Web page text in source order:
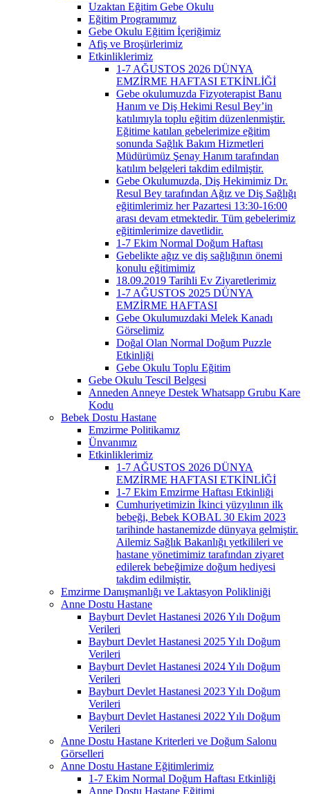
Uzaktan Eğitim Gebe Okulu
Eğitim Programımız
Gebe Okulu Eğitim İçeriğimiz
Afiş ve Broşürlerimiz
Etkinliklerimiz
1-7 AĞUSTOS 2026 DÜNYA
EMZİRME HAFTASI ETKİNLİĞİ
Gebe okulumuzda Fizyoterapist Banu
Hanım ve Diş Hekimi Resul Bey’in
katılımıyla toplu eğitim düzenlenmiştir.
Eğitime katılan gebelerimize eğitim
sonunda Sağlık Bakım Hizmetleri
Müdürümüz Şenay Hanım tarafından
katılım belgeleri takdim edilmiştir.
Gebe Okulumuzda, Diş Hekimimiz Dr.
Resul Bey tarafından Ağız ve Diş Sağlığı
eğitimlerimiz her Pazartesi 13:30-16:00
arası devam etmektedir. Tüm gebelerimiz
eğitimlerimize davetlidir.
1-7 Ekim Normal Doğum Haftası
Gebelikte ağız ve diş sağlığının önemi
konulu eğitimimiz
18.09.2019 Tarihli Ev Ziyaretlerimiz
1-7 AĞUSTOS 2025 DÜNYA
EMZİRME HAFTASI
Gebe Okulumuzdaki Melek Kanadı
Görselimiz
Doğal Olan Normal Doğum Puzzle
Etkinliği
Gebe Okulu Toplu Eğitim
Gebe Okulu Tescil Belgesi
Anneden Anneye Destek Whatsapp Grubu Kare
Kodu
Bebek Dostu Hastane
Emzirme Politikamız
Ünvanımız
Etkinliklerimiz
1-7 AĞUSTOS 2026 DÜNYA
EMZİRME HAFTASI ETKİNLİĞİ
1-7 Ekim Emzirme Haftası Etkinliği
Cumhuriyetimizin İkinci yüzyılının ilk
bebeği, Bebek KOBAL 30 Ekim 2023
tarihinde hastanemizde dünyaya gelmiştir.
Ailemiz Sağlık Bakanlığı yetkilileri ve
hastane yönetimimiz tarafından ziyaret
edilerek bebeğimize doğum hediyesi
takdim edilmiştir.
Emzirme Danışmanlığı ve Laktasyon Polikliniği
Anne Dostu Hastane
Bayburt Devlet Hastanesi 2026 Yılı Doğum
Verileri
Bayburt Devlet Hastanesi 2025 Yılı Doğum
Verileri
Bayburt Devlet Hastanesi 2024 Yılı Doğum
Verileri
Bayburt Devlet Hastanesi 2023 Yılı Doğum
Verileri
Bayburt Devlet Hastanesi 2022 Yılı Doğum
Verileri
Anne Dostu Hastane Kriterleri ve Doğum Salonu
Görselleri
Anne Dostu Hastane Eğitimlerimiz
1-7 Ekim Normal Doğum Haftası Etkinliği
Anne Dostu Hastane Eğitimi